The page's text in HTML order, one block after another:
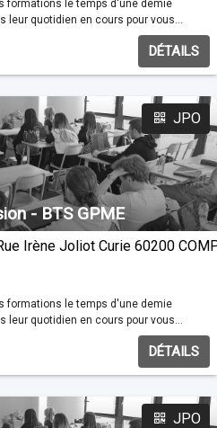
formations le temps d'une demie
DÉTAILS
JPO
- BTS GPME
Irène Joliot Curie 60200
formations le temps d'une demie
DÉTAILS
JPO